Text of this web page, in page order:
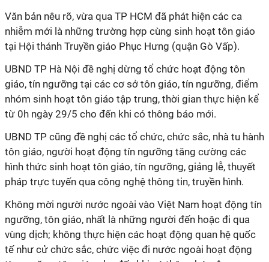
Văn bản nêu rõ, vừa qua TP HCM đã phát hiện các ca
nhiễm mới là những trường hợp cùng sinh hoạt tôn giáo
tại Hội thánh Truyền giáo Phục Hưng (quận Gò Vấp).
UBND TP Hà Nội đề nghị dừng tổ chức hoạt động tôn
giáo, tín ngưỡng tại các cơ sở tôn giáo, tín ngưỡng, điểm
nhóm sinh hoạt tôn giáo tập trung, thời gian thực hiện kể
từ 0h ngày 29/5 cho đến khi có thông báo mới.
UBND TP cũng đề nghị các tổ chức, chức sắc, nhà tu hành
tôn giáo, người hoạt động tín ngưỡng tăng cường các
hình thức sinh hoạt tôn giáo, tín ngưỡng, giảng lễ, thuyết
pháp trực tuyến qua công nghệ thông tin, truyền hình.
Không mời người nước ngoài vào Việt Nam hoạt động tín
ngưỡng, tôn giáo, nhất là những người đến hoặc đi qua
vùng dịch; không thực hiện các hoạt động quan hệ quốc
tế như cử chức sắc, chức việc đi nước ngoài hoạt động